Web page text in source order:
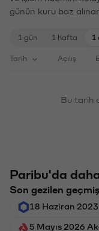
günün kuru baz
1 gün 1 hafta 1
Tarih Açılış
Bu tarih
Paribu'da
Son gezilen
18 Haziran
5 Mayıs 2026